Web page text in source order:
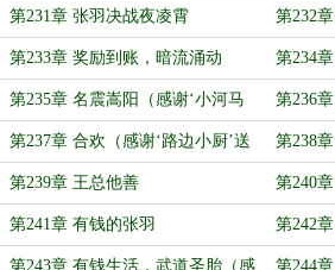
第231章 张羽决战夜凌霄 第232
节）
第233章 奖励到账，暗流涌动 第234
资格证
第235章 名震嵩阳（感谢‘小河马
233’打赏的盟主）
第236
第237章 合欢（感谢‘路边小厨’送
白真真10双外置灵根袜）
第238
第239章 王总他善 第240
第241章 有钱的张羽 第242
票）
第243章 有钱生活，武道圣胎（感 第244